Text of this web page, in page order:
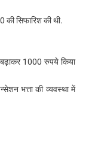
सिफारिश की थी.
1000 रुपये किया
भत्ता की व्यवस्था में